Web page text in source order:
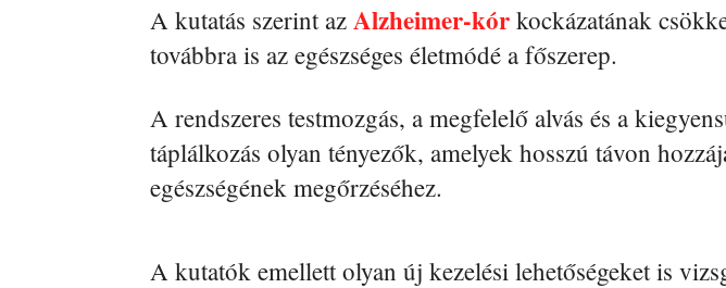
A kutatás szerint az Alzheimer-kór kockázatának
továbbra is az egészséges életmódé a főszerep.
A rendszeres testmozgás, a megfelelő alvás és a
táplálkozás olyan tényezők, amelyek hosszú távon
egészségének megőrzéséhez.
A kutatók emellett olyan új kezelési lehetőségeket is